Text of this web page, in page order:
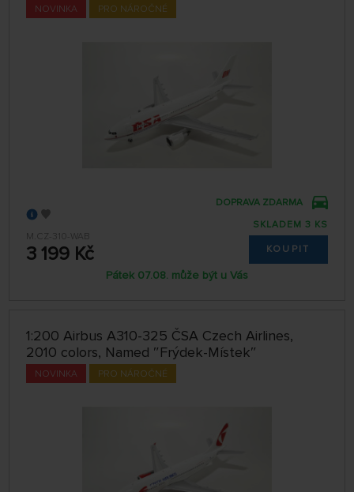
NOVINKA PRO NÁROČNÉ
M.CZ-310-WAB
3 199 Kč
DOPRAVA ZDARMA
SKLADEM 3 KS
KOUPIT
Pátek 07.08. může být u Vás
1:200 Airbus A310-325 ČSA Czech Airlines,
2010 colors, Named ″Frýdek-Místek″
NOVINKA PRO NÁROČNÉ